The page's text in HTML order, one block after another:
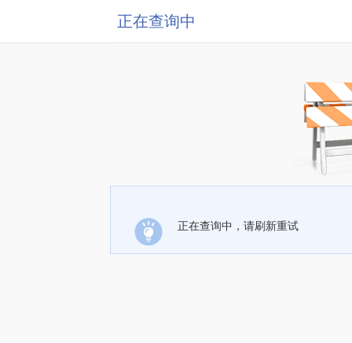
正在查询中
正在查询中，请刷新重试